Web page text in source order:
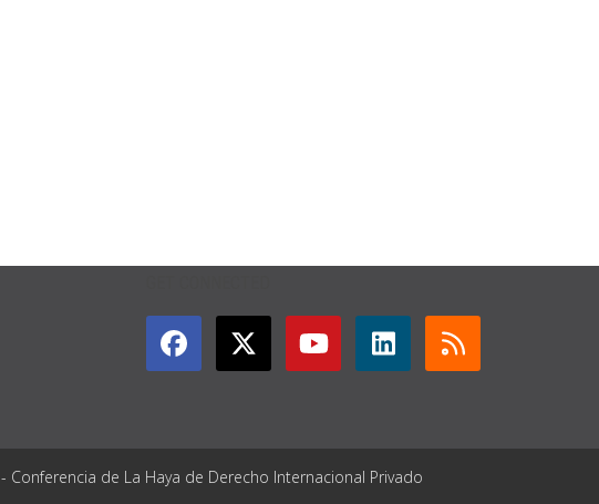
de La Haya de Derecho Internacional Privado